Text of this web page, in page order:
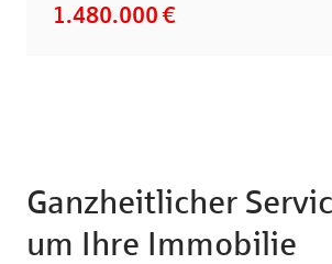
1.480.000 €
Ganzheitlicher
um Ihre Immobilie